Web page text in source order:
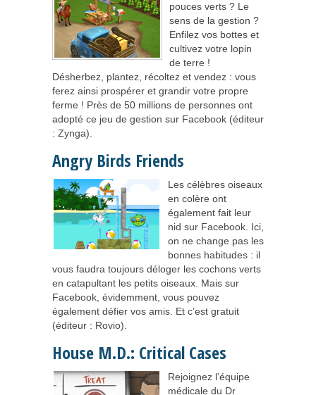
pouces verts ? Le
sens de la gestion ?
Enfilez vos bottes et
cultivez votre lopin
de terre !
Désherbez, plantez, récoltez et vendez : vous
ferez ainsi prospérer et grandir votre propre
ferme ! Près de 50 millions de personnes ont
adopté ce jeu de gestion sur Facebook (éditeur
: Zynga).
Angry Birds Friends
Les célèbres oiseaux
en colère ont
également fait leur
nid sur Facebook. Ici,
on ne change pas les
bonnes habitudes : il
vous faudra toujours déloger les cochons verts
en catapultant les petits oiseaux. Mais sur
Facebook, évidemment, vous pouvez
également défier vos amis. Et c’est gratuit
(éditeur : Rovio).
House M.D.: Critical Cases
Rejoignez l’équipe
médicale du Dr